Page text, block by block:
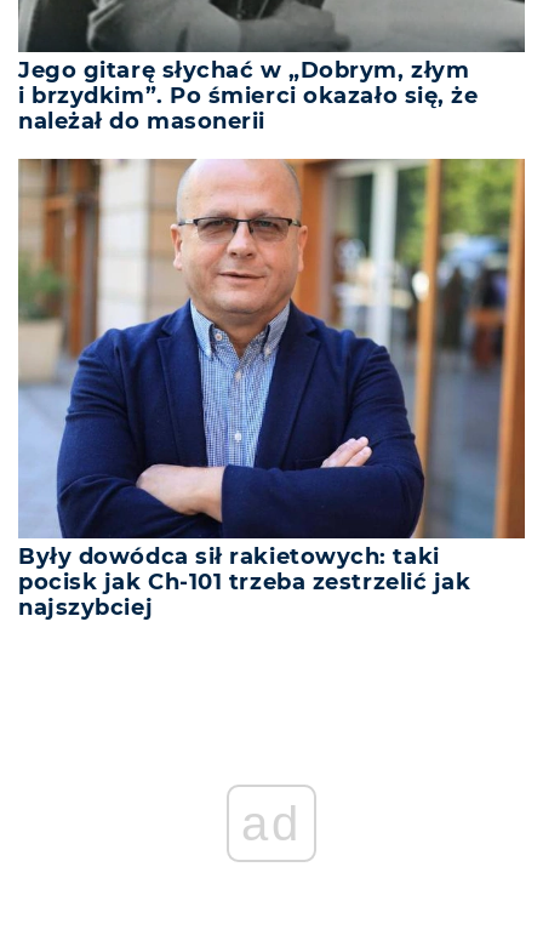
Jego gitarę słychać w „Dobrym, złym
i brzydkim”. Po śmierci okazało się, że
należał do masonerii
Były dowódca sił rakietowych: taki
pocisk jak Ch-101 trzeba zestrzelić jak
najszybciej
ad